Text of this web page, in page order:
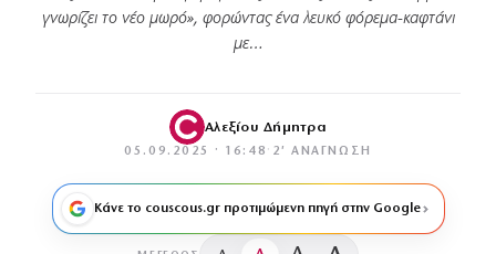
γνωρίζει το νέο μωρό», φορώντας ένα λευκό φόρεμα-καφτάνι
με…
Αλεξίου Δήμητρα
05.09.2025 · 16:48 · 2′ ΑΝΆΓΝΩΣΗ
Κάνε το couscous.gr προτιμώμενη πηγή στην Google